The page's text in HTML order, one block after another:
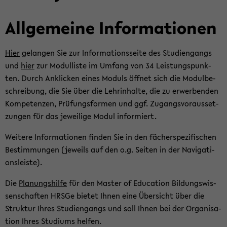
All­ge­mei­ne In­for­ma­tio­nen
Hierge­lan­gen Sie zur In­for­ma­ti­ons­sei­te des Stu­di­en­gangs
und hierzur Mo­dul­lis­te im Um­fang von 34 Leis­tungs­punk­
ten. Durch An­kli­cken eines Mo­duls öff­net sich die Mo­dul­be­
schrei­bung, die Sie über die Lehr­in­hal­te, die zu er­wer­ben­den
Kom­pe­ten­zen, Prü­fungs­for­men und ggf. Zu­gangs­vor­aus­set­
zun­gen für das je­wei­li­ge Modul in­for­miert.
Wei­te­re In­for­ma­tio­nen fin­den Sie in den fä­cher­spe­zi­fi­schen
Be­stim­mun­gen (je­weils auf den o.g. Sei­ten in der Na­vi­ga­ti­
ons­leis­te).
Die Pla­nungs­hil­fefür den Mas­ter of Edu­ca­ti­on Bil­dungs­wis­
sen­schaf­ten HRSGe bie­tet Ihnen eine Über­sicht über die
Struk­tur Ihres Stu­di­en­gangs und soll Ihnen bei der Or­ga­ni­sa­
ti­on Ihres Stu­di­ums hel­fen.